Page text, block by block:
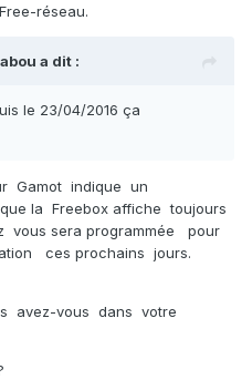
réseau.
a dit :
le 23/04/2016 ça
Gamot indique un
la Freebox affiche toujours
vous sera programmée pour
ces prochains jours.
avez-vous dans votre